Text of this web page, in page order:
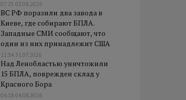
07:25 03.08.2026
ВС РФ поразили два завода в
Киеве, где собирают БПЛА.
Западные СМИ сообщают, что
один из них принадлежит США
11:34 31.07.2026
Над Ленобластью уничтожили
15 БПЛА, поврежден склад у
Красного Бора
06:18 04.08.2026